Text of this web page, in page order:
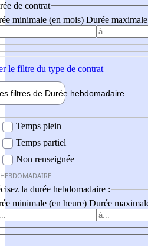
de contrat
minimale (en mois) Durée
le filtre du type de contrat
filtres de Durée hebdomadaire
Temps plein
Temps partiel
Non renseignée
la durée hebdomadaire :
minimale (en heure) Durée